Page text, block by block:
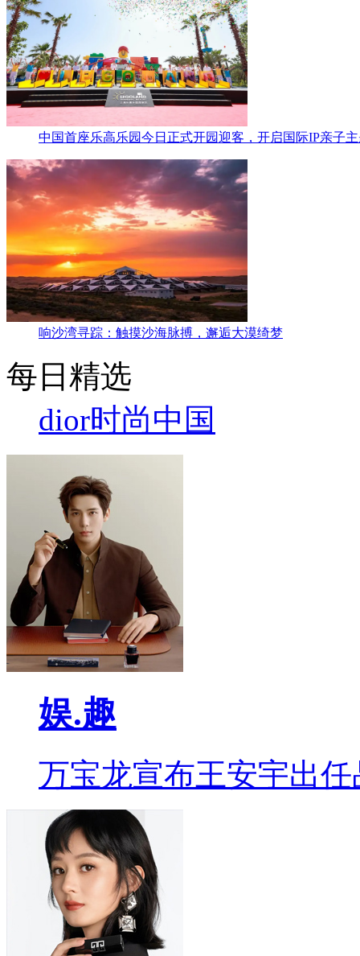
中国首座乐高乐园今日正式开园迎客，开启国际IP亲子
响沙湾寻踪：触摸沙海脉搏，邂逅大漠绮梦
每日精选
dior时尚中国
娱.趣
万宝龙宣布王安宇出